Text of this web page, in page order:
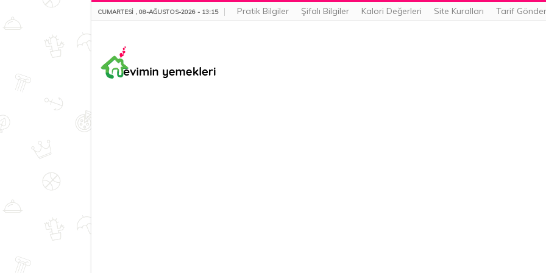
CUMARTESI , 08-AĞUSTOS-2026 - 13:15 Pratik Bilgiler Şifalı Bilgiler Kalori Değerleri Site Kuralları Tarif Gönder